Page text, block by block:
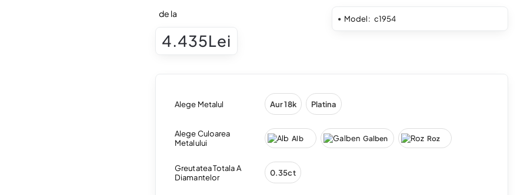
de la
4.435Lei
Model: c1954
Alege Metalul Aur 18k Platina
Alege Culoarea
Metalului
Alb Galben Roz
Greutatea Totala A
Diamantelor
0.35ct